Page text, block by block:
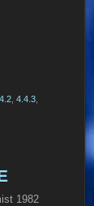
,4.4.3
1982